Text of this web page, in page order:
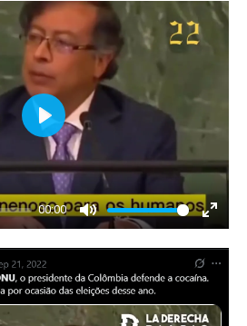
00:00
Mute
Enter
Play